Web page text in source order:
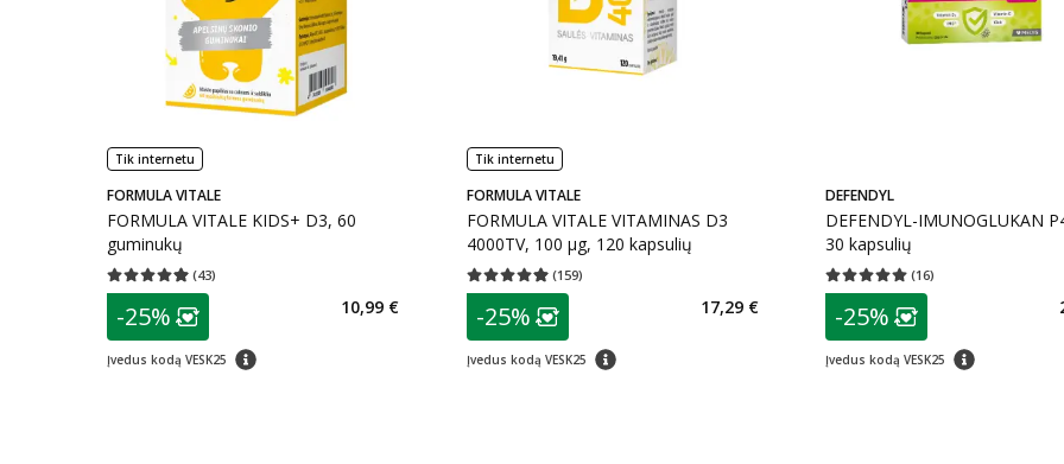
Tik internetu
FORMULA VITALE
FORMULA VITALE KIDS+ D3, 60
guminukų
(43)
Vidutinis įvertinimas 4.93
patarimas
Lojalumo klubo narių nuolaida:
-25%
Įvedus kodą VESK25 patarimas
10,99 €
Tik internetu
FORMULA VITALE
FORMULA VITALE VITAMINAS D3
4000TV, 100 µg, 120 kapsulių
(159)
Vidutinis įvertinimas 4.97
patarimas
Lojalumo klubo narių nuolaida:
-25%
Įvedus kodą VESK25 patarimas
17,29 €
DEFENDYL
DEFENDYL-IMUNOGLUKAN
30 kapsulių
(16)
Vidutinis įvertinimas 5.00
patarimas
Lojalumo klubo
-25%
Įvedus kodą VESK25 patarimas